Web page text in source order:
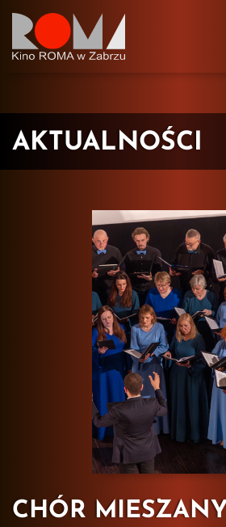
AKTUALNOŚCI
CHÓR